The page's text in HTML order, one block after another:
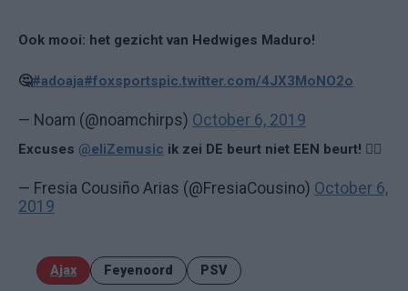
Ook mooi: het gezicht van Hedwiges Maduro!
🤔#adoaja#foxsportspic.twitter.com/4JX3MoNO2o
— Noam (@noamchirps) October 6, 2019
Excuses @eliZemusic ik zei DE beurt niet EEN beurt! ☝🏼
— Fresia Cousiño Arias (@FresiaCousino) October 6,
2019
Ajax Feyenoord PSV